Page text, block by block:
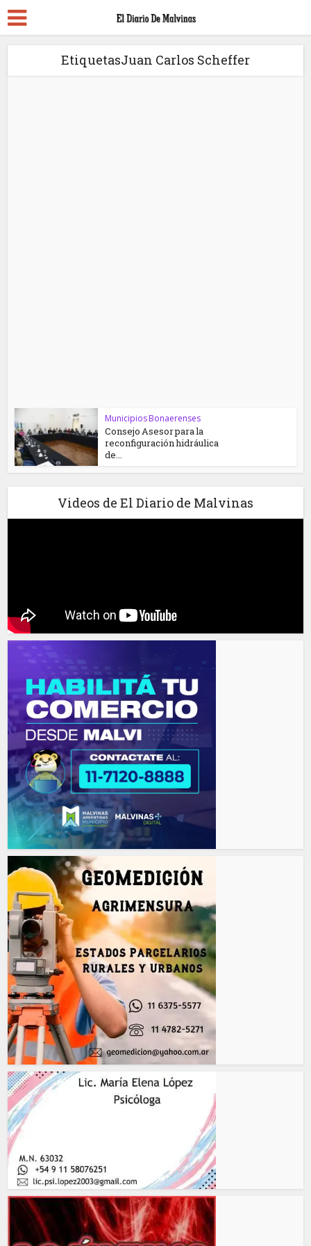
EtiquetasJuan Carlos Scheffer
Municipios Bonaerenses
Consejo Asesor para la
reconfiguración hidráulica
de...
Videos de El Diario de Malvinas